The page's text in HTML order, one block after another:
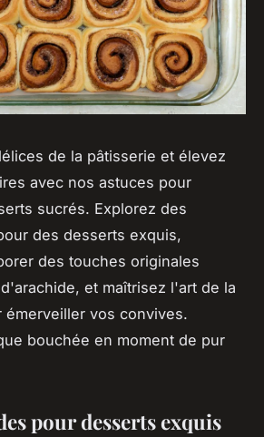
de la pâtisserie et élevez
avec nos astuces pour
sucrés. Explorez des
des desserts exquis,
des touches originales
et maîtrisez l'art de la
émerveiller vos convives.
bouchée en moment de pur
pour desserts exquis